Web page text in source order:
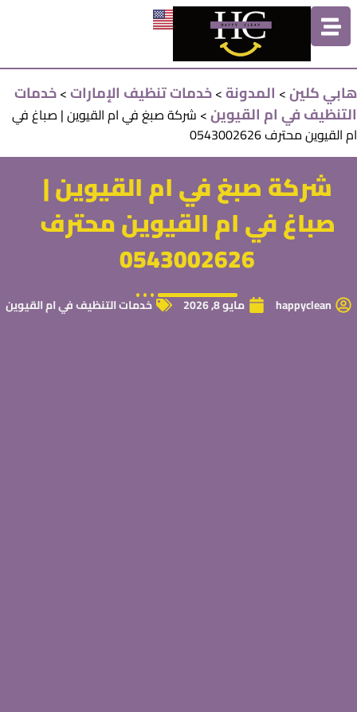
هابي كلين> المدونة>خدمات تنظيف الإمارات>خدمات
التنظيف في ام القيوين> شركة صبغ في ام القيوين | صباغ في
ام القيوين محترف 0543002626
شركة صبغ في ام القيوين |
صباغ في ام القيوين محترف
0543002626
happyclean مايو 8, 2026 خدمات التنظيف في ام القيوين